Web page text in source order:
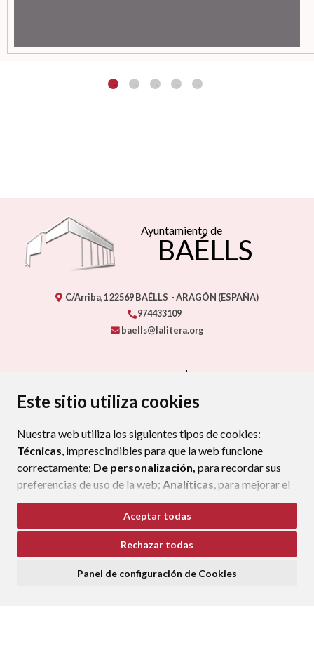
Este sitio utiliza cookies
Nuestra web utiliza los siguientes tipos de cookies:
Técnicas, imprescindibles para que la web funcione
correctamente; De personalización, para recordar sus
preferencias de uso de la web; Analíticas, para mejorar el
funcionamiento de la web y sus servicios.
Si acepta pulsando el botón“Aceptar todas”
consideramos que acepta su uso. Si pulsa el botón
ninguna acción, se guardarán las cookies técnicas
Aceptar todas
Rechazar todas
Panel de configuración de Cookies
Ayuntamiento de
BAÉLLS
C/Arriba,122569BAÉLLS - ARAGÓN (ESPAÑA)
974433109
baells@lalitera.org
PROTECCIÓN DE DATOS
POLÍTICA DE COOKIES